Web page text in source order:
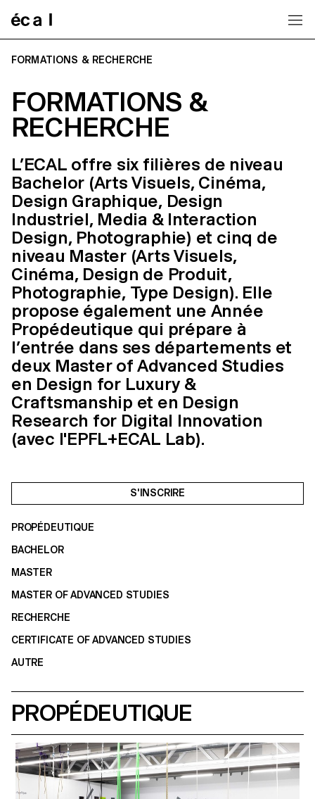
FORMATIONS & RECHERCHE
FORMATIONS &
RECHERCHE
L’ECAL offre six filières de niveau
Bachelor (Arts Visuels, Cinéma,
Design Graphique, Design
Industriel, Media & Interaction
Design, Photographie) et cinq de
niveau Master (Arts Visuels,
Cinéma, Design de Produit,
Photographie, Type Design). Elle
propose également une Année
Propédeutique qui prépare à
l’entrée dans ses départements et
deux Master of Advanced Studies
en Design for Luxury &
Craftsmanship et en Design
Research for Digital Innovation
(avec l'EPFL+ECAL Lab).
S'INSCRIRE
PROPÉDEUTIQUE
BACHELOR
MASTER
MASTER OF ADVANCED STUDIES
RECHERCHE
CERTIFICATE OF ADVANCED STUDIES
AUTRE
PROPÉDEUTIQUE